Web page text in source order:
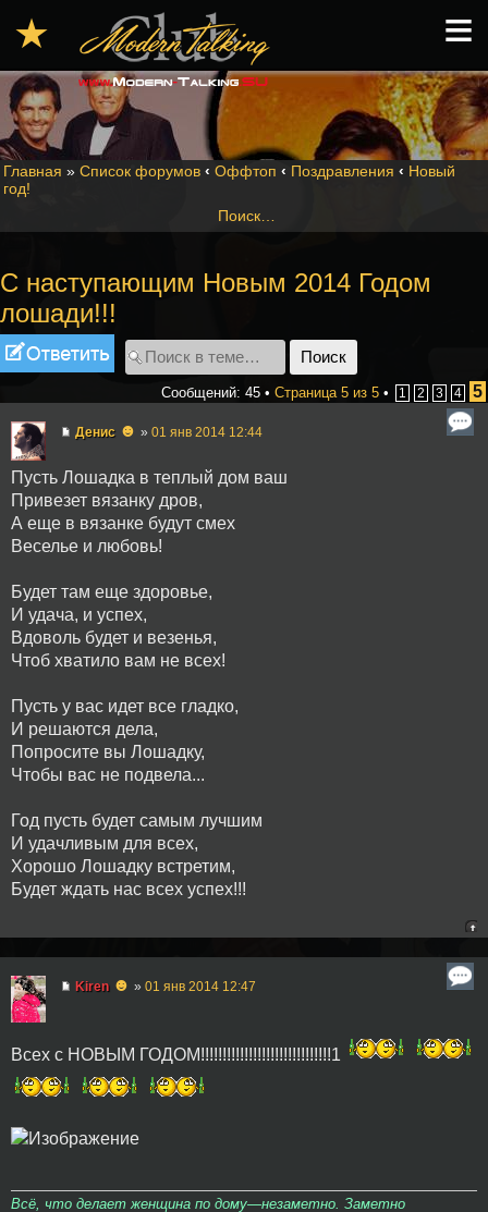
Главная » Список форумов ‹ Оффтоп ‹ Поздравления ‹ Новый
год!
Поиск…
С наступающим Новым 2014 Годом
лошади!!!
Ответить
Сообщений: 45 • Страница 5 из 5 • 1 2 3 4 5
Денис ☻ » 01 янв 2014 12:44
Пусть Лошадка в теплый дом ваш
Привезет вязанку дров,
А еще в вязанке будут смех
Веселье и любовь!
Будет там еще здоровье,
И удача, и успех,
Вдоволь будет и везенья,
Чтоб хватило вам не всех!
Пусть у вас идет все гладко,
И решаются дела,
Попросите вы Лошадку,
Чтобы вас не подвела...
Год пусть будет самым лучшим
И удачливым для всех,
Хорошо Лошадку встретим,
Будет ждать нас всех успех!!!
Kiren ☻ » 01 янв 2014 12:47
Всех с НОВЫМ ГОДОМ!!!!!!!!!!!!!!!!!!!!!!!!!!!!!!1
Всё, что делает женщина по дому—незаметно. Заметно
★ ≡